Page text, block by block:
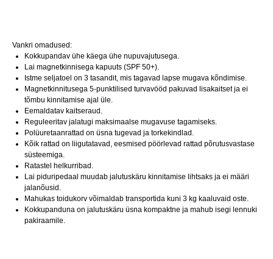
Vankri omadused:
Kokkupandav ühe käega ühe nupuvajutusega.
Lai magnetkinnisega kapuuts (SPF 50+).
Istme seljatoel on 3 tasandit, mis tagavad lapse mugava kõndimise.
Magnetkinnitusega 5-punktilised turvavööd pakuvad lisakaitset ja ei
tõmbu kinnitamise ajal üle.
Eemaldatav kaitseraud.
Reguleeritav jalatugi maksimaalse mugavuse tagamiseks.
Polüuretaanrattad on üsna tugevad ja torkekindlad.
Kõik rattad on liigutatavad, eesmised pöörlevad rattad põrutusvastase
süsteemiga.
Ratastel helkurribad.
Lai piduripedaal muudab jalutuskäru kinnitamise lihtsaks ja ei määri
jalanõusid.
Mahukas toidukorv võimaldab transportida kuni 3 kg kaaluvaid oste.
Kokkupanduna on jalutuskäru üsna kompaktne ja mahub isegi lennuki
pakiraamile.